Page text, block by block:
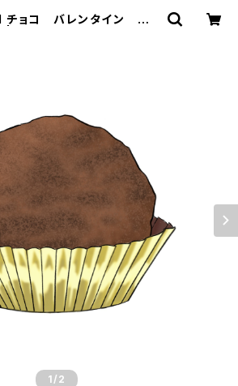
チョコ バレンタイン ギフ
1 /2